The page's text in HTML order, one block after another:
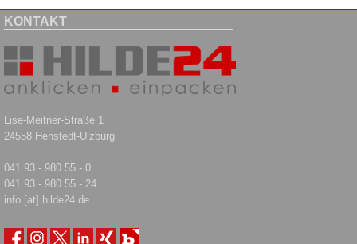
KONTAKT
Lise-Meitner-Straße 1
24558 Henstedt-Ulzburg
041 93 - 980 55 - 0
041 93 - 980 55 - 24
info [at] hilde24.de